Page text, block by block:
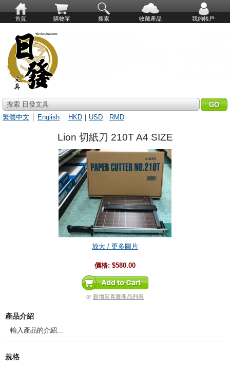
首頁 購物單 搜索 收藏產品 我的帳戶
搜索 日發文具
繁體中文
English HKD ｜ USD ｜ RMD
Lion 切紙刀 210T A4 SIZE
放大 / 更多圖片
價格: $580.00
or 新增至喜愛產品列表
產品介紹
輸入產品的介紹...
規格